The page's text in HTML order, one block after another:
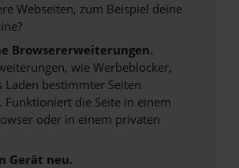
Webseiten, zum Beispiel deine
Browsererweiterungen.
wie Werbeblocker,
Laden bestimmter Seiten
Funktioniert die Seite in einem
oder in einem privaten
Gerät neu.